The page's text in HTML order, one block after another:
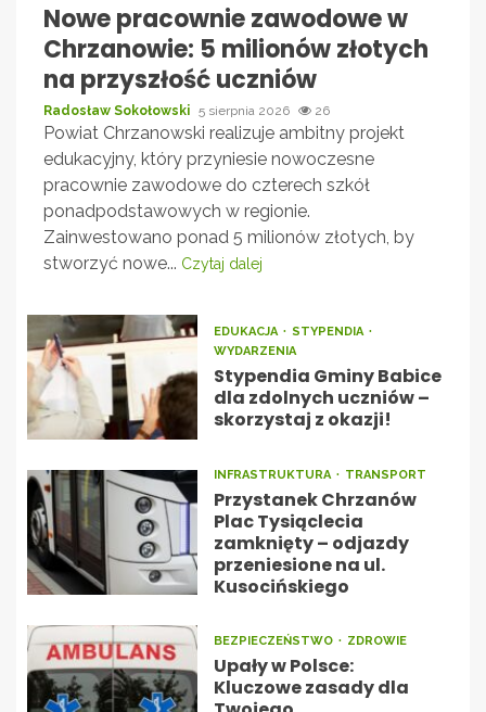
Nowe pracownie zawodowe w
Chrzanowie: 5 milionów złotych
na przyszłość uczniów
Radosław Sokołowski 5 sierpnia 2026 26
Powiat Chrzanowski realizuje ambitny projekt
edukacyjny, który przyniesie nowoczesne
pracownie zawodowe do czterech szkół
ponadpodstawowych w regionie.
Zainwestowano ponad 5 milionów złotych, by
stworzyć nowe... Czytaj dalej
EDUKACJA
STYPENDIA
WYDARZENIA
Stypendia Gminy Babice
dla zdolnych uczniów –
skorzystaj z okazji!
INFRASTRUKTURA TRANSPORT
Przystanek Chrzanów
Plac Tysiąclecia
zamknięty – odjazdy
przeniesione na ul.
Kusocińskiego
BEZPIECZEŃSTWO ZDROWIE
Upały w Polsce:
Kluczowe zasady dla